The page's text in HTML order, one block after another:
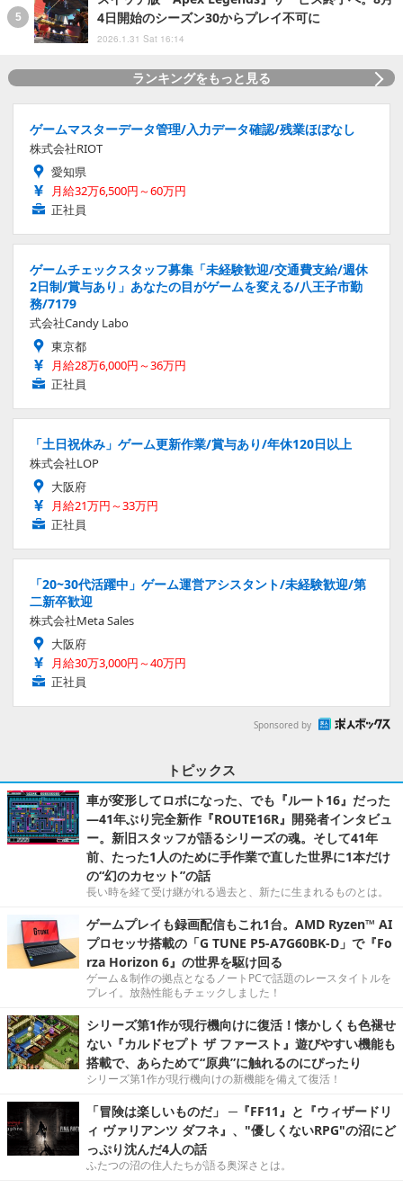
4日開始のシーズン30からプレイ不可に
2026.1.31 Sat 16:14
ランキングをもっと見る
ゲームマスターデータ管理/入力データ確認/残業ほぼなし
株式会社RIOT
愛知県
月給32万6,500円～60万円
正社員
ゲームチェックスタッフ募集「未経験歓迎/交通費支給/週休
2日制/賞与あり」あなたの目がゲームを変える/八王子市勤
務/7179
式会社Candy Labo
東京都
月給28万6,000円～36万円
正社員
「土日祝休み」ゲーム更新作業/賞与あり/年休120日以上
株式会社LOP
大阪府
月給21万円～33万円
正社員
「20~30代活躍中」ゲーム運営アシスタント/未経験歓迎/第
二新卒歓迎
株式会社Meta Sales
大阪府
月給30万3,000円～40万円
正社員
Sponsored by
トピックス
車が変形してロボになった、でも『ルート16』だった
―41年ぶり完全新作『ROUTE16R』開発者インタビュ
ー。新旧スタッフが語るシリーズの魂。そして41年
前、たった1人のために手作業で直した世界に1本だけ
の“幻のカセット”の話
長い時を経て受け継がれる過去と、新たに生まれるものとは。
ゲームプレイも録画配信もこれ1台。AMD Ryzen™ AI
プロセッサ搭載の「G TUNE P5-A7G60BK-D」で『Fo
rza Horizon 6』の世界を駆け回る
ゲーム＆制作の拠点となるノートPCで話題のレースタイトルを
プレイ。放熱性能もチェックしました！
シリーズ第1作が現行機向けに復活！懐かしくも色褪せ
ない『カルドセプト ザ ファースト』遊びやすい機能も
搭載で、あらためて“原典”に触れるのにぴったり
シリーズ第1作が現行機向けの新機能を備えて復活！
「冒険は楽しいものだ」 ─『FF11』と『ウィザードリ
ィ ヴァリアンツ ダフネ』、"優しくないRPG"の沼にど
っぷり沈んだ4人の話
ふたつの沼の住人たちが語る奥深さとは。